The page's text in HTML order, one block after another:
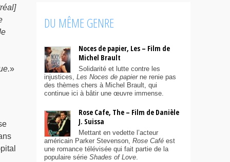
»
DU MÊME GENRE
Noces de papier, Les – Film de
Michel Brault
Solidarité et lutte contre les
injustices, Les Noces de papierne renie pas
des thèmes chers à Michel Brault, qui
continue ici à bâtir une œuvre immense.
Rose Cafe, The – Film de Danièle
J. Suissa
Mettant en vedette l’acteur
américain Parker Stevenson, Rose Café est
une romance télévisée qui fait partie de la
populaire série Shades of Love.